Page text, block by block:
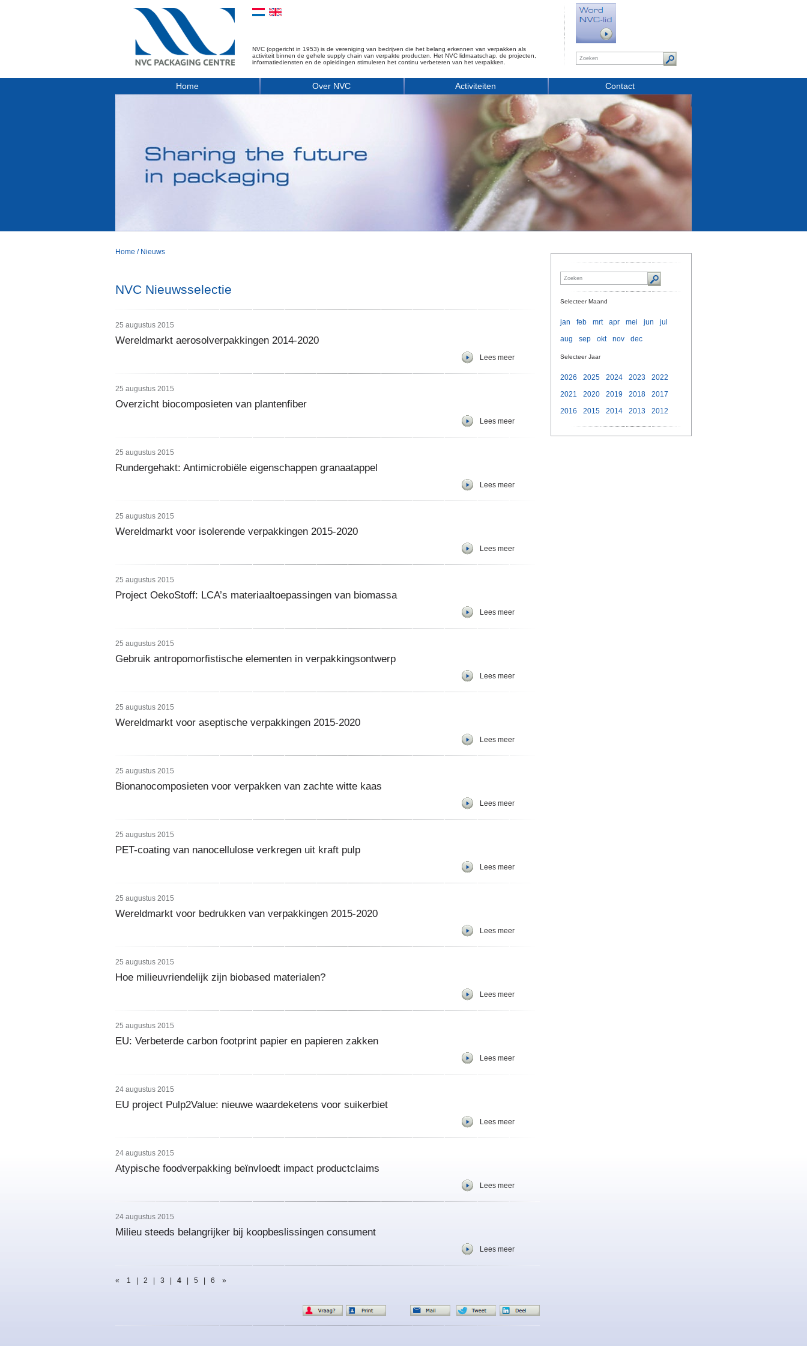
NVC (opgericht in 1953) is de vereniging van bedrijven die het belang erkennen van verpakken als
activiteit binnen de gehele supply chain van verpakte producten. Het NVC lidmaatschap, de projecten,
informatiediensten en de opleidingen stimuleren het continu verbeteren van het verpakken.
Home Over NVC Activiteiten Contact
Home / Nieuws
NVC Nieuwsselectie
25 augustus 2015
Wereldmarkt aerosolverpakkingen 2014-2020
Lees meer
25 augustus 2015
Overzicht biocomposieten van plantenfiber
Lees meer
25 augustus 2015
Rundergehakt: Antimicrobiële eigenschappen granaatappel
Lees meer
25 augustus 2015
Wereldmarkt voor isolerende verpakkingen 2015-2020
Lees meer
25 augustus 2015
Project OekoStoff: LCA’s materiaaltoepassingen van biomassa
Lees meer
25 augustus 2015
Gebruik antropomorfistische elementen in verpakkingsontwerp
Lees meer
25 augustus 2015
Wereldmarkt voor aseptische verpakkingen 2015-2020
Lees meer
25 augustus 2015
Bionanocomposieten voor verpakken van zachte witte kaas
Lees meer
25 augustus 2015
PET-coating van nanocellulose verkregen uit kraft pulp
Lees meer
25 augustus 2015
Wereldmarkt voor bedrukken van verpakkingen 2015-2020
Lees meer
25 augustus 2015
Hoe milieuvriendelijk zijn biobased materialen?
Lees meer
25 augustus 2015
EU: Verbeterde carbon footprint papier en papieren zakken
Lees meer
24 augustus 2015
EU project Pulp2Value: nieuwe waardeketens voor suikerbiet
Lees meer
24 augustus 2015
Atypische foodverpakking beïnvloedt impact productclaims
Lees meer
24 augustus 2015
Milieu steeds belangrijker bij koopbeslissingen consument
Lees meer
« 1 2 3 4 5 6 »
Selecteer Maand
jan feb mrt apr mei jun
jul
aug
sep okt nov dec
Selecteer Jaar
2026 2025 2024 2023
2022
2021
2020 2019 2018
2017
2016
2015 2014 2013 2012